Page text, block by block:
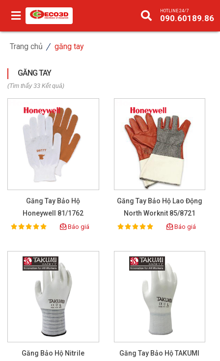
HOTLINE 24/7
090.60189.86
Trang chủ găng tay
GĂNG TAY
(Tìm thấy 33 Kết quả)
Găng Tay Bảo Hộ
Honeywell 81/1762
Rating:
100% Báo giá
Găng Tay Bảo Hộ Lao Động
North Worknit 85/8721
Rating:
100% Báo giá
Găng Bảo Hộ Nitrile
Găng Tay Bảo Hộ TAKUMI